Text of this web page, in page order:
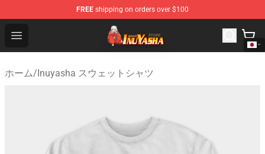
FREE shipping on orders over $100
Open menu
Inuyasha Store - Official Inuyasha Merchandise Shop
ホーム/Inuyasha スウェットシャツ